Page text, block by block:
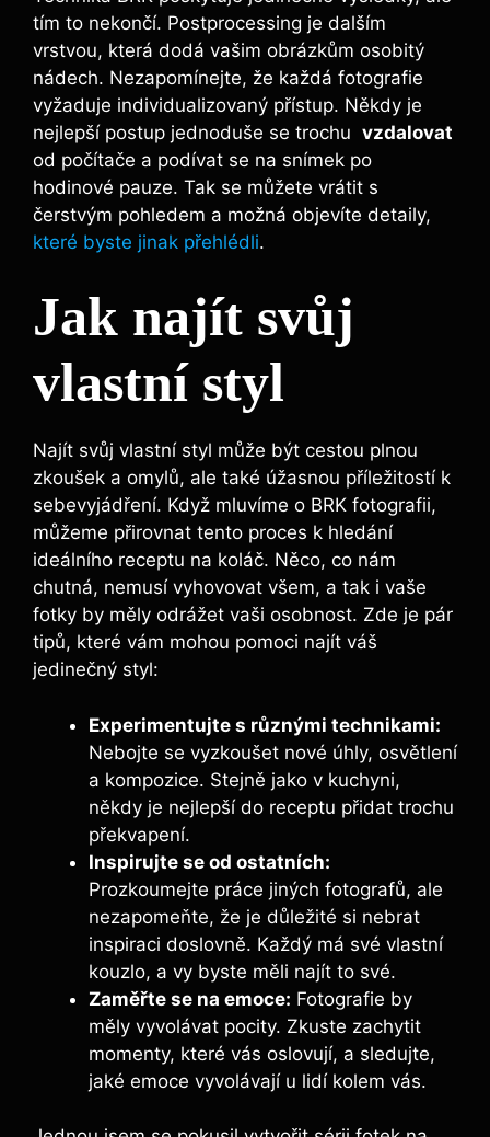
tím to nekončí. Postprocessing je dalším
vrstvou, která dodá vašim obrázkům ‌osobitý​
nádech. Nezapomínejte, ⁣že každá fotografie‍
vyžaduje ​individualizovaný přístup. Někdy je
nejlepší postup jednoduše ​se trochu ⁤ vzdalovat
od počítače a podívat se na⁢ snímek po
hodinové pauze. Tak se můžete vrátit s
čerstvým pohledem⁣ a⁢ možná objevíte detaily,
které byste jinak přehlédli.
Jak najít svůj
vlastní styl
Najít svůj vlastní⁢ styl může ⁢být cestou ⁤plnou
zkoušek a‌ omylů, ale také ⁢úžasnou příležitostí k
sebevyjádření. Když mluvíme o BRK⁤ fotografii,
⁤můžeme ​přirovnat⁣ tento proces k hledání
ideálního⁣ receptu na koláč. Něco,⁣ co nám
chutná, nemusí vyhovovat všem,⁤ a tak i vaše
fotky by měly odrážet vaši osobnost.‍ Zde⁤ je pár
tipů,​ které⁢ vám mohou⁢ pomoci najít váš
jedinečný styl:
Experimentujte ⁢s různými technikami:
⁢Nebojte se vyzkoušet nové úhly,⁣ osvětlení
a kompozice. Stejně jako⁢ v ⁢kuchyni,⁢
někdy⁤ je‍ nejlepší do receptu přidat trochu
překvapení.
Inspirujte se od ostatních:
Prozkoumejte práce‍ jiných ⁤fotografů, ale
nezapomeňte, že je důležité si nebrat
inspiraci doslovně. Každý má ⁤své vlastní
kouzlo, a vy ‌byste měli najít to své.
Zaměřte‌ se na emoce: Fotografie by
měly⁤ vyvolávat‌ pocity. Zkuste zachytit
momenty, ⁤které vás ‍oslovují, ⁣a sledujte,
jaké emoce vyvolávají u ‌lidí kolem ​vás.